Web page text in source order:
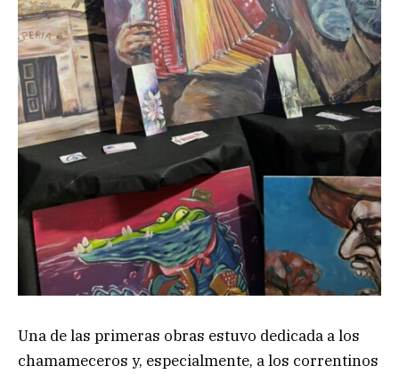
Una de las primeras obras estuvo dedicada a los
chamameceros y, especialmente, a los correntinos